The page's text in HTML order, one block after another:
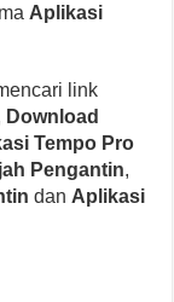
Aplikasi
link
Download
Tempo Pro
Pengantin,
dan Aplikasi